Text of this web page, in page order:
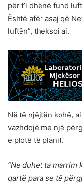
për t’i dhënë fund
Është afër asaj që
luftën”, theksoi ai.
Në të njëjtën kohë,
vazhdojë me një
e plotë të planit.
“Ne duhet ta marrim
qartë para se të